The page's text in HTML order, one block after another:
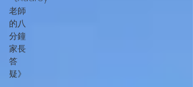
老師
的八
分鐘
家長
答
疑》